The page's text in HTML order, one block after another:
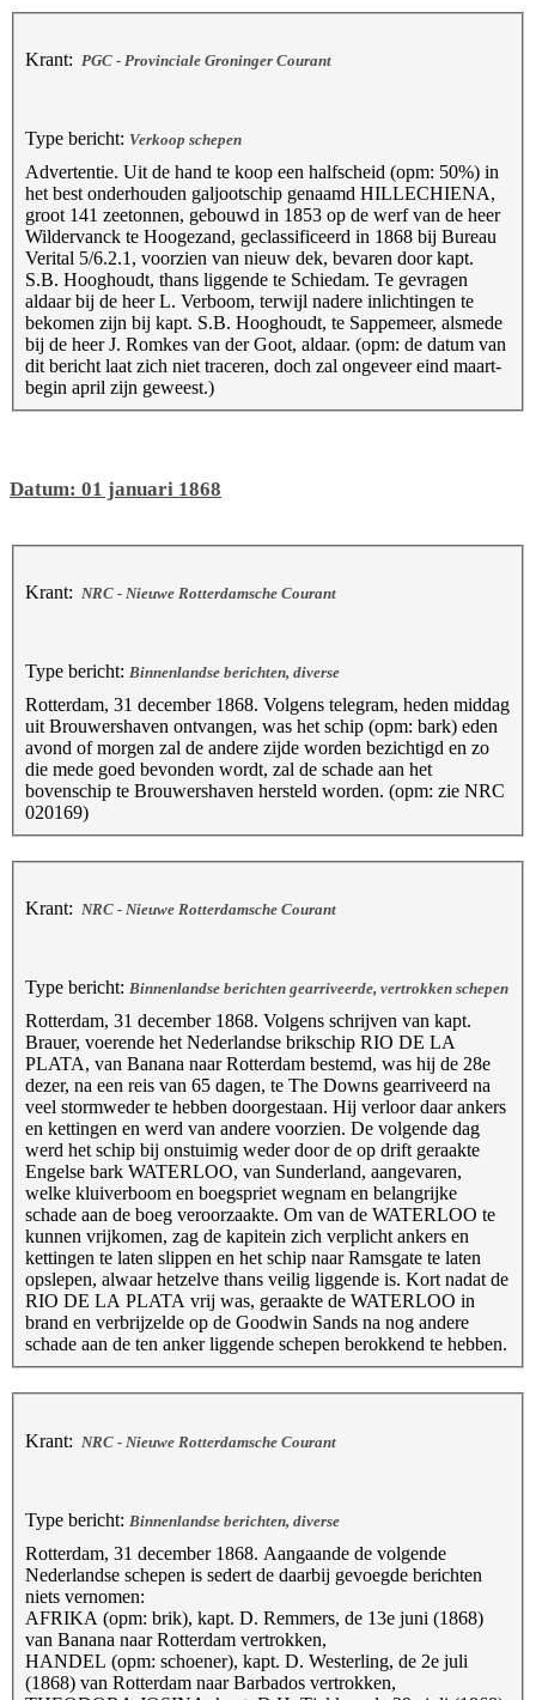
Krant: PGC - Provinciale Groninger Courant
Type bericht: Verkoop schepen
Advertentie. Uit de hand te koop een halfscheid (opm: 50%) in
het best onderhouden galjootschip genaamd HILLECHIENA,
groot 141 zeetonnen, gebouwd in 1853 op de werf van de heer
Wildervanck te Hoogezand, geclassificeerd in 1868 bij Bureau
Verital 5/6.2.1, voorzien van nieuw dek, bevaren door kapt.
S.B. Hooghoudt, thans liggende te Schiedam. Te gevragen
aldaar bij de heer L. Verboom, terwijl nadere inlichtingen te
bekomen zijn bij kapt. S.B. Hooghoudt, te Sappemeer, alsmede
bij de heer J. Romkes van der Goot, aldaar. (opm: de datum van
dit bericht laat zich niet traceren, doch zal ongeveer eind maart-
begin april zijn geweest.)
Datum: 01 januari 1868
Krant: NRC - Nieuwe Rotterdamsche Courant
Type bericht: Binnenlandse berichten, diverse
Rotterdam, 31 december 1868. Volgens telegram, heden middag
uit Brouwershaven ontvangen, was het schip (opm: bark) eden
avond of morgen zal de andere zijde worden bezichtigd en zo
die mede goed bevonden wordt, zal de schade aan het
bovenschip te Brouwershaven hersteld worden. (opm: zie NRC
020169)
Krant: NRC - Nieuwe Rotterdamsche Courant
Type bericht: Binnenlandse berichten gearriveerde, vertrokken schepen
Rotterdam, 31 december 1868. Volgens schrijven van kapt.
Brauer, voerende het Nederlandse brikschip RIO DE LA
PLATA, van Banana naar Rotterdam bestemd, was hij de 28e
dezer, na een reis van 65 dagen, te The Downs gearriveerd na
veel stormweder te hebben doorgestaan. Hij verloor daar ankers
en kettingen en werd van andere voorzien. De volgende dag
werd het schip bij onstuimig weder door de op drift geraakte
Engelse bark WATERLOO, van Sunderland, aangevaren,
welke kluiverboom en boegspriet wegnam en belangrijke
schade aan de boeg veroorzaakte. Om van de WATERLOO te
kunnen vrijkomen, zag de kapitein zich verplicht ankers en
kettingen te laten slippen en het schip naar Ramsgate te laten
opslepen, alwaar hetzelve thans veilig liggende is. Kort nadat de
RIO DE LA PLATA vrij was, geraakte de WATERLOO in
brand en verbrijzelde op de Goodwin Sands na nog andere
schade aan de ten anker liggende schepen berokkend te hebben.
Krant: NRC - Nieuwe Rotterdamsche Courant
Type bericht: Binnenlandse berichten, diverse
Rotterdam, 31 december 1868. Aangaande de volgende
Nederlandse schepen is sedert de daarbij gevoegde berichten
niets vernomen:
AFRIKA (opm: brik), kapt. D. Remmers, de 13e juni (1868)
van Banana naar Rotterdam vertrokken,
HANDEL (opm: schoener), kapt. D. Westerling, de 2e juli
(1868) van Rotterdam naar Barbados vertrokken,